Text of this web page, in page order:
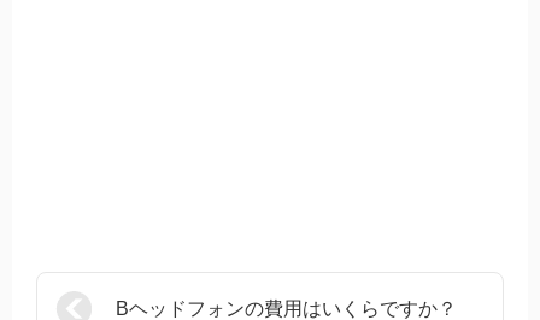
Bヘッドフォンの費用はいくらですか？